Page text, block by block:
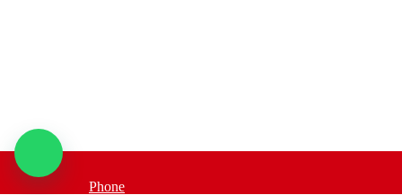
Phone